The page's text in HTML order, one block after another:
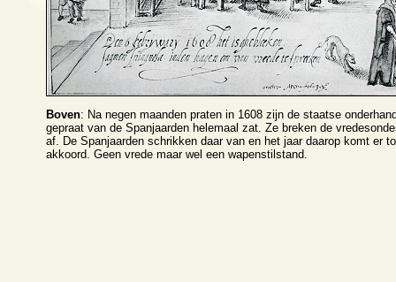
Boven: Na negen maanden praten in 1608 zijn de staatse
gepraat van de Spanjaarden helemaal zat. Ze breken de
af. De Spanjaarden schrikken daar van en het jaar daarop komt er
akkoord. Geen vrede maar wel een wapenstilstand.